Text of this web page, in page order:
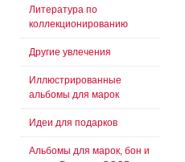
Литература по
коллекционированию
Другие увлечения
Иллюстрированные
альбомы для марок
Идеи для подарков
Альбомы для марок, бон и